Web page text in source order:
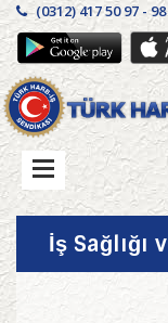
(0312) 417 50 97 - 98
İş Sağlığı